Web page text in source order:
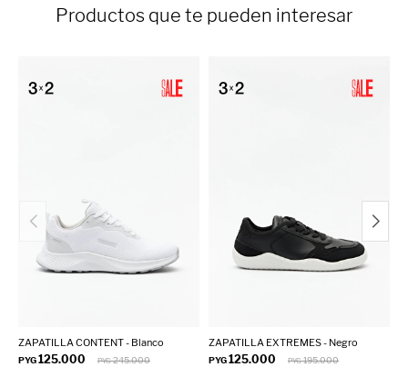
Productos que te pueden interesar
ZAPATILLA CONTENT - Blanco
PYG125.000 PYG 245.000
ZAPATILLA EXTREMES - Negro
PYG125.000 PYG 195.000